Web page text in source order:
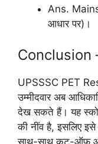
Ans.
आधार पर)।
Conclusion –
UPSSSC PET
उम्मीदवार अब
देख सकते हैं। यह स्कोर
की नींव है, इसलिए
साथ-साथ कट-ऑफ और